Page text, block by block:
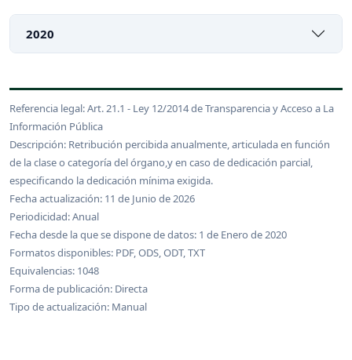
2020
Referencia legal: Art. 21.1 - Ley 12/2014 de Transparencia y Acceso a La
Información Pública
Descripción: Retribución percibida anualmente, articulada en función
de la clase o categoría del órgano,y en caso de dedicación parcial,
especificando la dedicación mínima exigida.
Fecha actualización: 11 de Junio de 2026
Periodicidad: Anual
Fecha desde la que se dispone de datos: 1 de Enero de 2020
Formatos disponibles: PDF, ODS, ODT, TXT
Equivalencias: 1048
Forma de publicación: Directa
Tipo de actualización: Manual